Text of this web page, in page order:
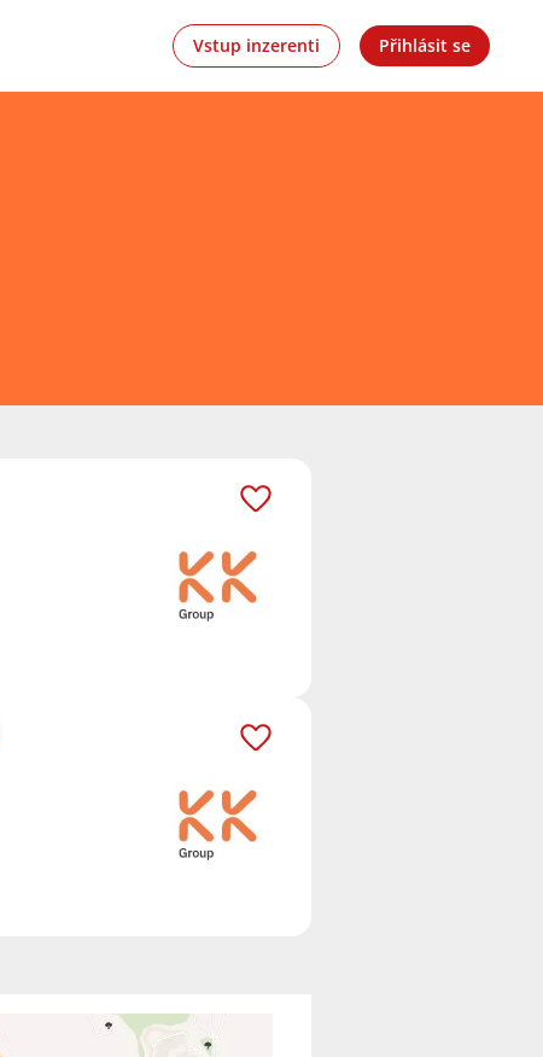
Vstup inzerenti Přihlásit se